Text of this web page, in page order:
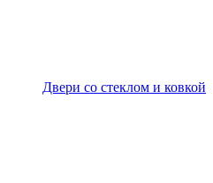
Двери со стеклом и ковкой